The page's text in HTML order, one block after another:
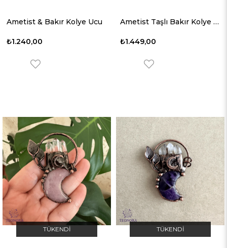
Ametist & Bakır Kolye Ucu
₺1.240,00
Ametist Taşlı Bakır Kolye Ucu
₺1.449,00
TÜKENDI TÜKENDI